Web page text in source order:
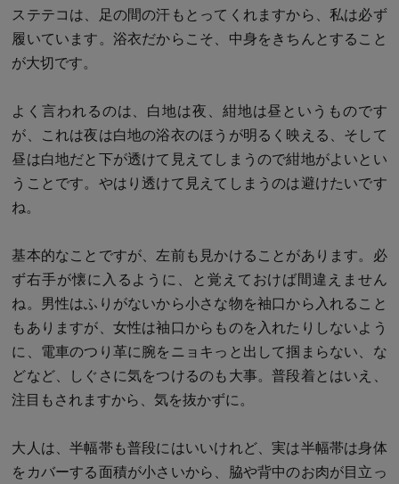
ステテコは、足の間の汗もとってくれますから、私は必ず
履いています。浴衣だからこそ、中身をきちんとすること
が大切です。
よく言われるのは、白地は夜、紺地は昼というものです
が、これは夜は白地の浴衣のほうが明るく映える、そして
昼は白地だと下が透けて見えてしまうので紺地がよいとい
うことです。やはり透けて見えてしまうのは避けたいです
ね。
基本的なことですが、左前も見かけることがあります。必
ず右手が懐に入るように、と覚えておけば間違えません
ね。男性はふりがないから小さな物を袖口から入れること
もありますが、女性は袖口からものを入れたりしないよう
に、電車のつり革に腕をニョキっと出して掴まらない、な
どなど、しぐさに気をつけるのも大事。普段着とはいえ、
注目もされますから、気を抜かずに。
大人は、半幅帯も普段にはいいけれど、実は半幅帯は身体
をカバーする面積が小さいから、脇や背中のお肉が目立っ